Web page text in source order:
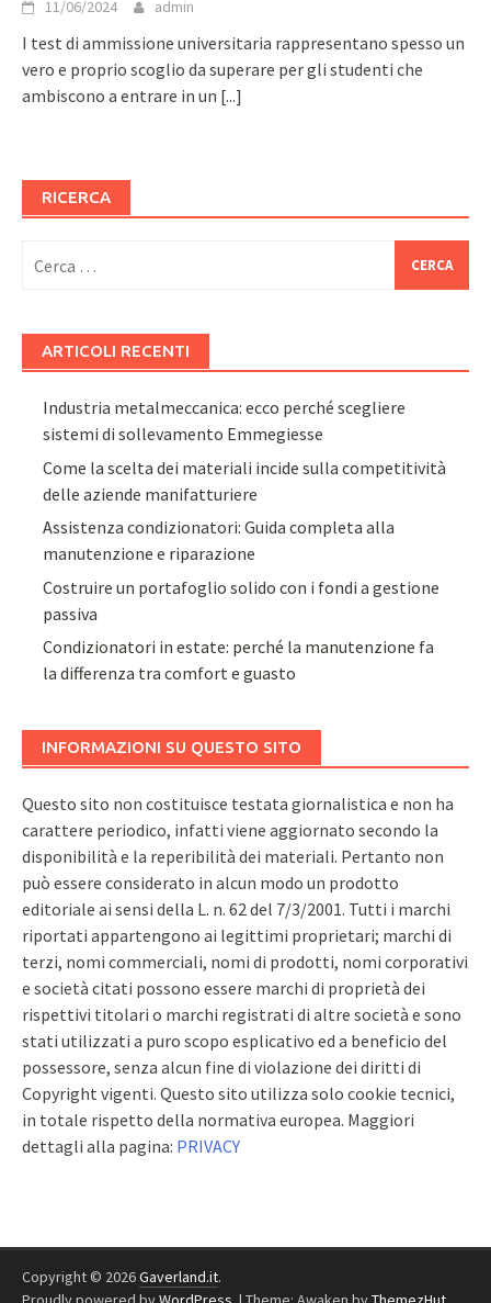
11/06/2024 admin
I test di ammissione universitaria rappresentano spesso un
vero e proprio scoglio da superare per gli studenti che
ambiscono a entrare in un [...]
RICERCA
per:
ARTICOLI RECENTI
Industria metalmeccanica: ecco perché scegliere
sistemi di sollevamento Emmegiesse
Come la scelta dei materiali incide sulla competitività
delle aziende manifatturiere
Assistenza condizionatori: Guida completa alla
manutenzione e riparazione
Costruire un portafoglio solido con i fondi a gestione
passiva
Condizionatori in estate: perché la manutenzione fa
la differenza tra comfort e guasto
INFORMAZIONI SU QUESTO SITO
Questo sito non costituisce testata giornalistica e non ha
carattere periodico, infatti viene aggiornato secondo la
disponibilità e la reperibilità dei materiali. Pertanto non
può essere considerato in alcun modo un prodotto
editoriale ai sensi della L. n. 62 del 7/3/2001. Tutti i marchi
riportati appartengono ai legittimi proprietari; marchi di
terzi, nomi commerciali, nomi di prodotti, nomi corporativi
e società citati possono essere marchi di proprietà dei
rispettivi titolari o marchi registrati di altre società e sono
stati utilizzati a puro scopo esplicativo ed a beneficio del
possessore, senza alcun fine di violazione dei diritti di
Copyright vigenti. Questo sito utilizza solo cookie tecnici,
in totale rispetto della normativa europea. Maggiori
dettagli alla pagina: PRIVACY
Copyright © 2026Gaverland.it.